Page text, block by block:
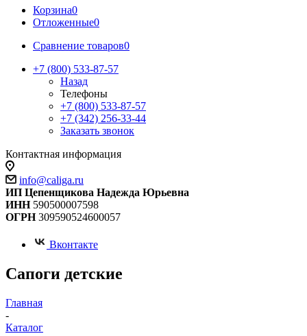
Корзина0
Отложенные0
Сравнение товаров0
+7 (800) 533-87-57
Назад
Телефоны
+7 (800) 533-87-57
+7 (342) 256-33-44
Заказать звонок
Контактная информация
info@caliga.ru
ИП Цепенщикова Надежда Юрьевна
ИНН 590500007598
ОГРН309590524600057
Вконтакте
Сапоги детские
Главная
-
Каталог